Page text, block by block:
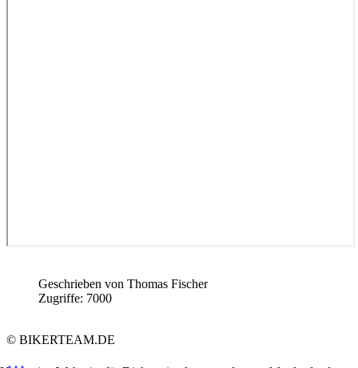
Geschrieben von Thomas Fischer
Zugriffe: 7000
© BIKERTEAM.DE